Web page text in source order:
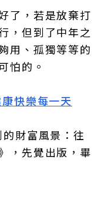
了，若是放棄打
，但到了中年之
用、孤獨等等的
怕的。
快樂每一天
財富風景：往
，先覺出版，畢